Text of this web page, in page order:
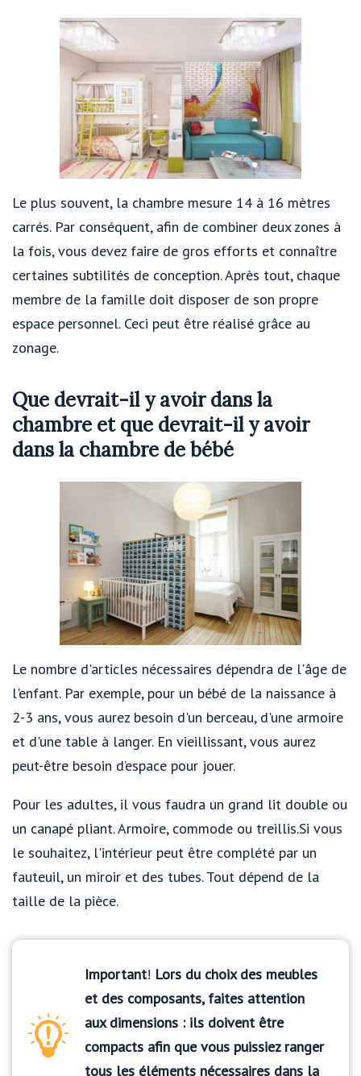
Le plus souvent, la chambre mesure 14 à 16 mètres
carrés. Par conséquent, afin de combiner deux zones à
la fois, vous devez faire de gros efforts et connaître
certaines subtilités de conception. Après tout, chaque
membre de la famille doit disposer de son propre
espace personnel. Ceci peut être réalisé grâce au
zonage.
Que devrait-il y avoir dans la
chambre et que devrait-il y avoir
dans la chambre de bébé
Le nombre d'articles nécessaires dépendra de l'âge de
l'enfant. Par exemple, pour un bébé de la naissance à
2-3 ans, vous aurez besoin d'un berceau, d'une armoire
et d'une table à langer. En vieillissant, vous aurez
peut-être besoin d’espace pour jouer.
Pour les adultes, il vous faudra un grand lit double ou
un canapé pliant. Armoire, commode ou treillis.Si vous
le souhaitez, l'intérieur peut être complété par un
fauteuil, un miroir et des tubes. Tout dépend de la
taille de la pièce.
Important! Lors du choix des meubles
et des composants, faites attention
aux dimensions : ils doivent être
compacts afin que vous puissiez ranger
tous les éléments nécessaires dans la